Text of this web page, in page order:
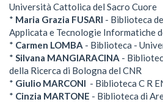
Università Cattolica del Sacro Cuore
* Maria Grazia FUSARI - Biblioteca
Applicata e Tecnologie Informatiche
* Carmen LOMBA - Biblioteca -
* Silvana MANGIARACINA -
della Ricerca di Bologna del CNR
* Giulio MARCONI - Biblioteca C R
* Cinzia MARTONE - Biblioteca di